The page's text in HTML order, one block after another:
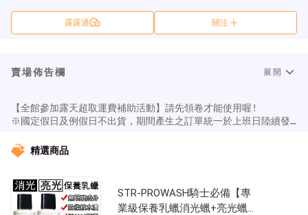
露露通 關注
賣場佈告欄 展開
【全館參加露天超取運費補助活動】請先領卷才能使用喔!
※國定假日及例假日不出貨，期間產生之訂單統一於上班日陸續發
※公司自取請來電告知並自備零錢:新北市淡水區沙崙路131巷7弄3
號(周一~周五9:00~18:00避開12~13:30午休時間)
精選商品
STR-PROWASH騎士必備【專
業級保養乳蠟消光蠟+亮光蠟